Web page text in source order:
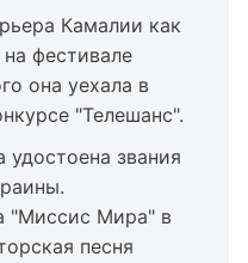
Камалии как
фестивале
она уехала в
"Телешанс".
звания
"Миссис Мира" в
песня